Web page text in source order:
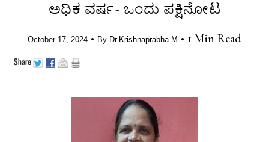
ಅಧಿಕ ವರ್ಷ- ಒಂದು ಪಕ್ಷಿನೋಟ
October 17, 2024 • By Dr.Krishnaprabha M • 1 Min Read